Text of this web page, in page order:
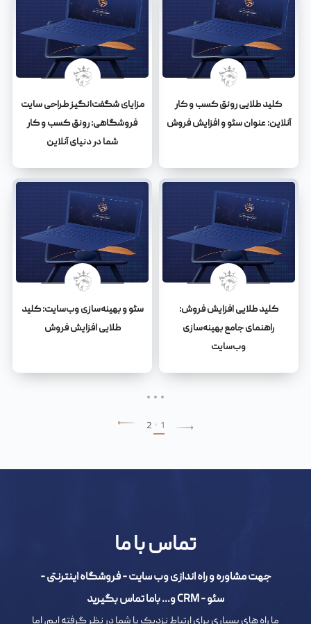
کلید طلایی رونق کسب و کار
آنلاین: عنوان سئو و افزایش فروش
مزایای شگفت‌انگیز طراحی سایت
فروشگاهی: رونق کسب و کار
شما در دنیای آنلاین
کلید طلایی افزایش فروش:
راهنمای جامع بهینه‌سازی
وب‌سایت
سئو و بهینه‌سازی وب‌سایت: کلید
طلایی افزایش فروش
1
2
تماس با ما
جهت مشاوره و راه اندازی وب سایت - فروشگاه اینترنتی -
سئو - CRM و... باما تماس بگیرید